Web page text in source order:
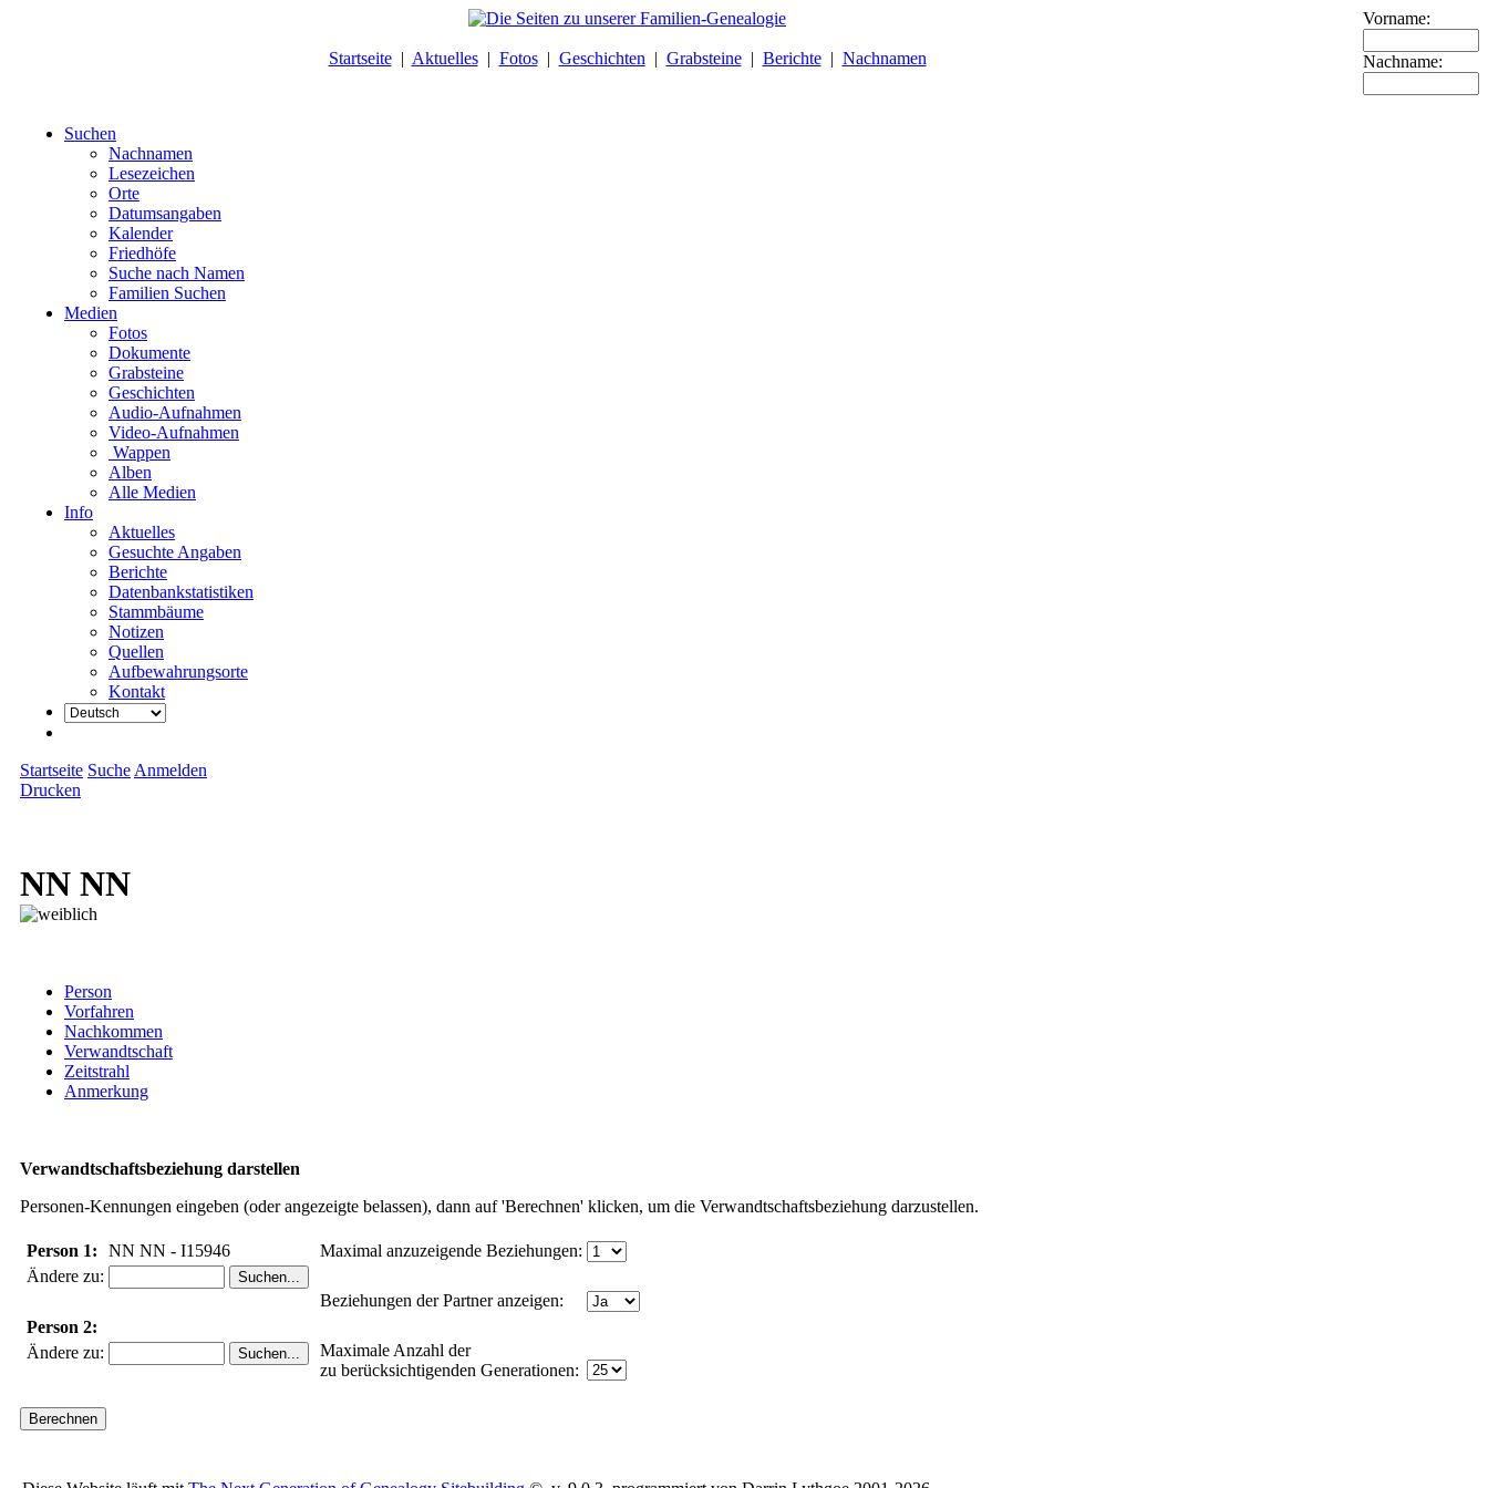
Startseite| Aktuelles| Fotos| Geschichten | Grabsteine| Berichte| Nachnamen
Vorname:
Nachname:
Suchen
Nachnamen
Lesezeichen
Orte
Datumsangaben
Kalender
Friedhöfe
Suche nach Namen
Familien Suchen
Medien
Fotos
Dokumente
Grabsteine
Geschichten
Audio-Aufnahmen
Video-Aufnahmen
Wappen
Alben
Alle Medien
Info
Aktuelles
Gesuchte Angaben
Berichte
Datenbankstatistiken
Stammbäume
Notizen
Quellen
Aufbewahrungsorte
Kontakt
Startseite Suche Anmelden
Drucken
NN NN
Person
Vorfahren
Nachkommen
Verwandtschaft
Zeitstrahl
Anmerkung
Verwandtschaftsbeziehung darstellen
Personen-Kennungen eingeben (oder angezeigte belassen), dann auf 'Berechnen' klicken, um die Verwandtschaftsbeziehung darzustellen.
Person 1:
NN NN - I15946
Ändere zu:
Person 2:
Ändere zu:
Maximal anzuzeigende Beziehungen:
Beziehungen der Partner anzeigen:
Maximale Anzahl der
zu berücksichtigenden Generationen: